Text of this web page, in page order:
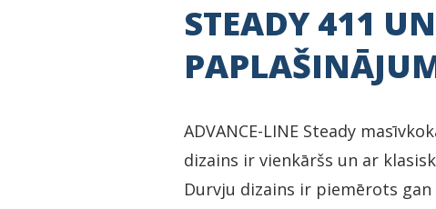
STEADY 411 UN
ADVANCE-LINE Steady
dizains ir vienkāršs un ar
Durvju dizains ir piemērots